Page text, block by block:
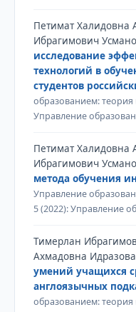
Петимат Халидовна
Ибрагимович
исследование
технологий в
студентов
образованием:
Управление
Петимат Халидовна
Ибрагимович
метода обучения
Управление
5 (2022): Управление
Тимерлан
Ахмадовна
умений учащихся
англоязычных
образованием: